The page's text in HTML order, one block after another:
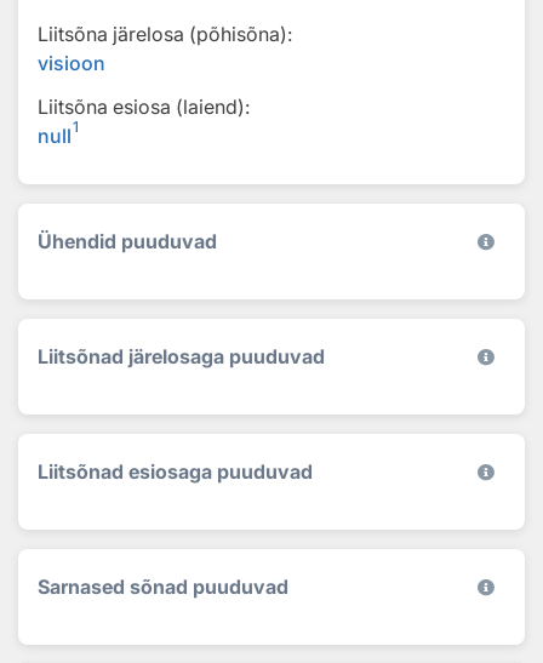
Liitsõna järelosa (põhisõna):
visioon
Liitsõna esiosa (laiend):
null1
Ühendid puuduvad
Liitsõnad järelosaga puuduvad
Liitsõnad esiosaga puuduvad
Sarnased sõnad puuduvad